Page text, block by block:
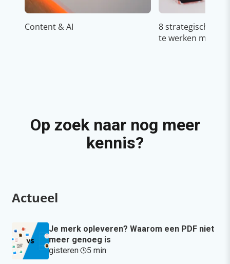
Content & AI
8 strategische
te werken met
Op zoek naar nog meer
kennis?
Actueel
Je merk opleveren? Waarom een PDF niet
meer genoeg is
gisteren· 5 min·